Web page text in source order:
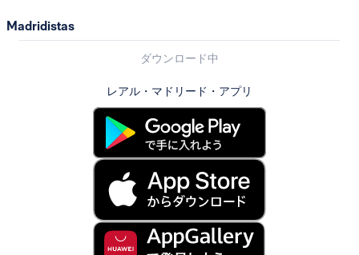
Madridistas
ダウンロード中
レアル・マドリード・アプリ